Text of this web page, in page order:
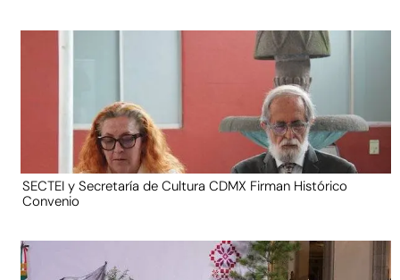
SECTEI y Secretaría de Cultura CDMX Firman Histórico
Convenio